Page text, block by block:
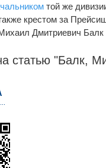
той же
крестом за
Дмитриевич Балк
статью "Балк,